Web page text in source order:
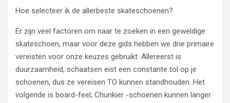
Hoe selecteer ik de allerbeste skateschoenen?
Er zijn veel factoren om naar te zoeken in een geweldige
skateschoen, maar voor deze gids hebben we drie primaire
vereisten voor onze keuzes gebruikt. Allereerst is
duurzaamheid, schaatsen eist een constante tol op je
schoenen, dus ze vereisen TO kunnen standhouden. Het
volgende is board-feel; Chunkier -schoenen kunnen langer